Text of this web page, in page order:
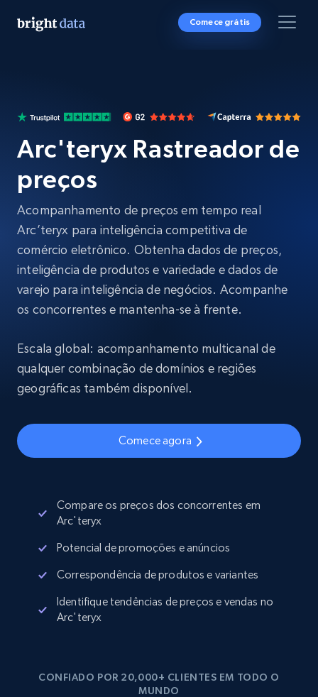
Comece grátis
Arc'teryx Rastreador de
preços
Acompanhamento de preços em tempo real
Arc’teryx para inteligência competitiva de
comércio eletrônico. Obtenha dados de preços,
inteligência de produtos e variedade e dados de
varejo para inteligência de negócios. Acompanhe
os concorrentes e mantenha-se à frente.
Escala global: acompanhamento multicanal de
qualquer combinação de domínios e regiões
geográficas também disponível.
Comece agora
Compare os preços dos concorrentes em
Arc'teryx
Potencial de promoções e anúncios
Correspondência de produtos e variantes
Identifique tendências de preços e vendas no
Arc'teryx
CONFIADO POR 20,000+ CLIENTES EM TODO O
MUNDO